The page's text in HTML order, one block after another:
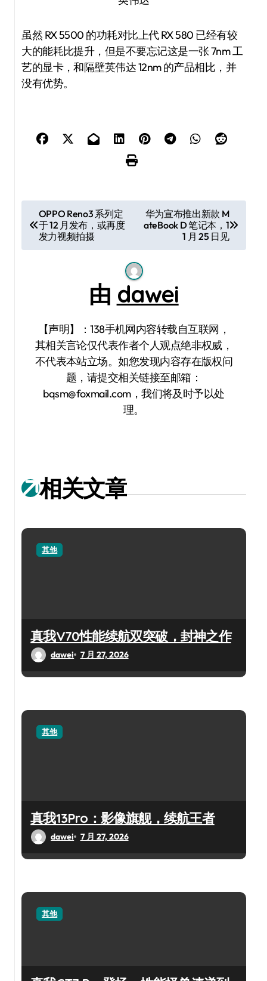
虽然 RX 5500 的功耗对比上代 RX 580 已经有较
大的能耗比提升，但是不要忘记这是一张 7nm 工
艺的显卡，和隔壁英伟达 12nm 的产品相比，并
没有优势。
章
导
OPPO Reno3 系列定
于 12 月发布，或再度
发力视频拍摄
华为宣布推出新款 M
ateBook D 笔记本，1
1 月 25 日见
由 dawei
【声明】：138手机网内容转载自互联网，
其相关言论仅代表作者个人观点绝非权威，
不代表本站立场。如您发现内容存在版权问
题，请提交相关链接至邮箱：
bqsm@foxmail.com，我们将及时予以处
理。
相关文章
其他
真我V70性能续航双突破，封神之作
dawei 7 月 27, 2026
其他
真我13Pro：影像旗舰，续航王者
dawei 7 月 27, 2026
其他